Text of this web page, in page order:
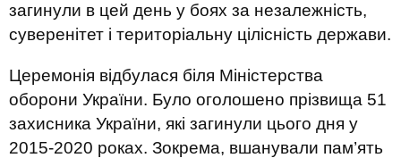
загинули в цей день у боях за незалежність,
суверенітет і територіальну цілісність держави.
Церемонія відбулася біля Міністерства
оборони України. Було оголошено прізвища 51
захисника України, які загинули цього дня у
2015-2020 роках. Зокрема, вшанували пам’ять